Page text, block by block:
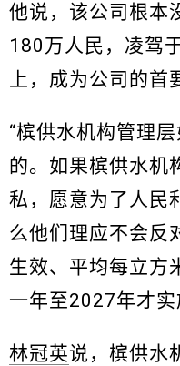
他说，该公司根本
180万人民，凌驾
上，成为公司的首
“槟供水机构管理
的。如果槟供水机
私，愿意为了人民
么他们理应不会反
生效、平均每立方
一年至2027年才实
林冠英说，槟供水